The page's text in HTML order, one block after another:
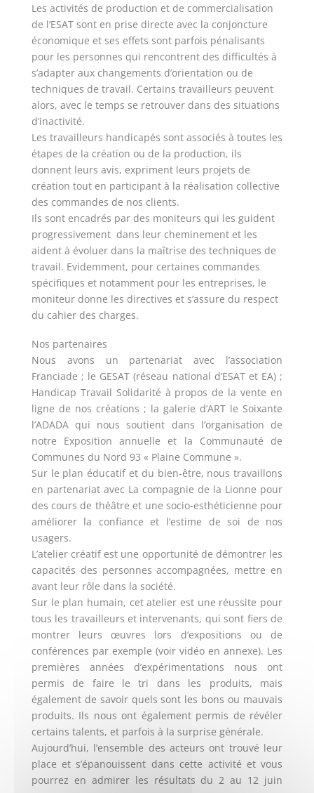
Les activités de production et de commercialisation
de l’ESAT sont en prise directe avec la conjoncture
économique et ses effets sont parfois pénalisants
pour les personnes qui rencontrent des difficultés à
s’adapter aux changements d’orientation ou de
techniques de travail. Certains travailleurs peuvent
alors, avec le temps se retrouver dans des situations
d’inactivité.
Les travailleurs handicapés sont associés à toutes les
étapes de la création ou de la production, ils
donnent leurs avis, expriment leurs projets de
création tout en participant à la réalisation collective
des commandes de nos clients.
Ils sont encadrés par des moniteurs qui les guident
progressivement dans leur cheminement et les
aident à évoluer dans la maîtrise des techniques de
travail. Evidemment, pour certaines commandes
spécifiques et notamment pour les entreprises, le
moniteur donne les directives et s’assure du respect
du cahier des charges.
Nos partenaires
Nous avons un partenariat avec l’association
Franciade ; le GESAT (réseau national d’ESAT et EA) ;
Handicap Travail Solidarité à propos de la vente en
ligne de nos créations ; la galerie d’ART le Soixante
l’ADADA qui nous soutient dans l’organisation de
notre Exposition annuelle et la Communauté de
Communes du Nord 93 « Plaine Commune ».
Sur le plan éducatif et du bien-être, nous travaillons
en partenariat avec La compagnie de la Lionne pour
des cours de théâtre et une socio-esthéticienne pour
améliorer la confiance et l’estime de soi de nos
usagers.
L’atelier créatif est une opportunité de démontrer les
capacités des personnes accompagnées, mettre en
avant leur rôle dans la société.
Sur le plan humain, cet atelier est une réussite pour
tous les travailleurs et intervenants, qui sont fiers de
montrer leurs œuvres lors d’expositions ou de
conférences par exemple (voir vidéo en annexe). Les
premières années d’expérimentations nous ont
permis de faire le tri dans les produits, mais
également de savoir quels sont les bons ou mauvais
produits. Ils nous ont également permis de révéler
certains talents, et parfois à la surprise générale.
Aujourd’hui, l’ensemble des acteurs ont trouvé leur
place et s’épanouissent dans cette activité et vous
pourrez en admirer les résultats du 2 au 12 juin